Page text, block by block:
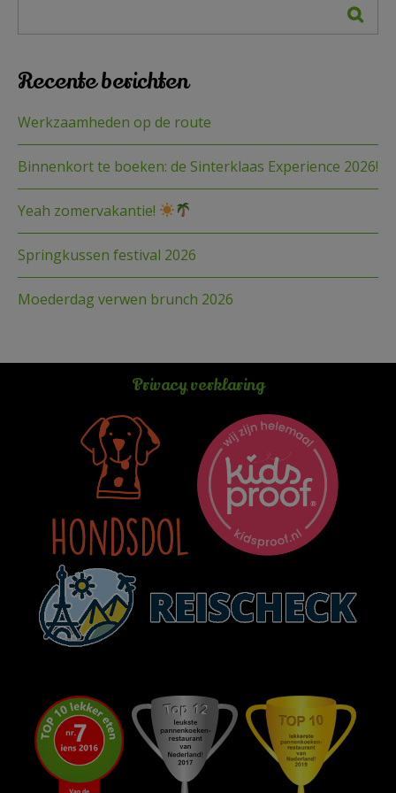
Recente berichten
Werkzaamheden op de route
Binnenkort te boeken: de Sinterklaas Experience 2026!
Yeah zomervakantie!
Springkussen festival 2026
Moederdag verwen brunch 2026
Privacy verklaring